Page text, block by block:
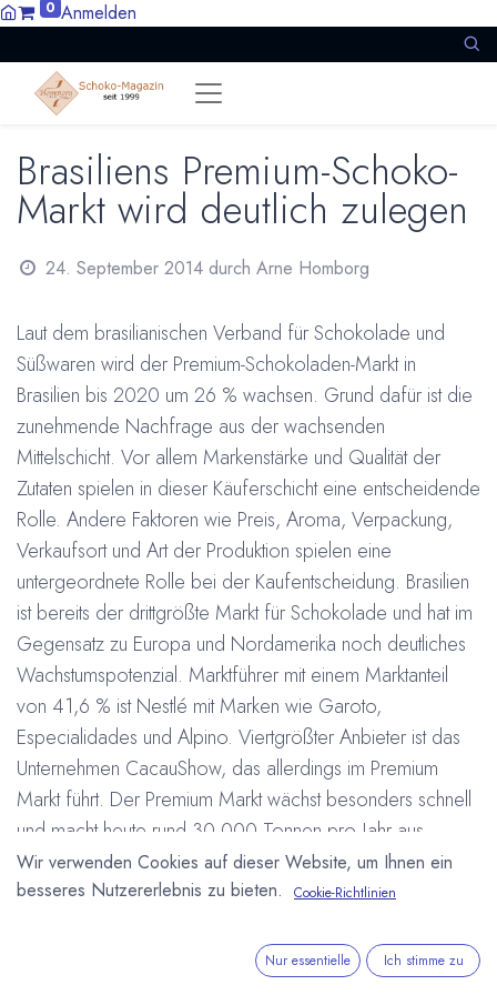
0 Anmelden
Brasiliens Premium-Schoko-
Markt wird deutlich zulegen
24. September 2014 durch Arne Homborg
Laut dem brasilianischen Verband für Schokolade und
Süßwaren wird der Premium-Schokoladen-Markt in
Brasilien bis 2020 um 26 % wachsen. Grund dafür ist die
zunehmende Nachfrage aus der wachsenden
Mittelschicht. Vor allem Markenstärke und Qualität der
Zutaten spielen in dieser Käuferschicht eine entscheidende
Rolle. Andere Faktoren wie Preis, Aroma, Verpackung,
Verkaufsort und Art der Produktion spielen eine
untergeordnete Rolle bei der Kaufentscheidung. Brasilien
ist bereits der drittgrößte Markt für Schokolade und hat im
Gegensatz zu Europa und Nordamerika noch deutliches
Wachstumspotenzial. Marktführer mit einem Marktanteil
von 41,6 % ist Nestlé mit Marken wie Garoto,
Especialidades und Alpino. Viertgrößter Anbieter ist das
Unternehmen CacauShow, das allerdings im Premium
Markt führt. Der Premium Markt wächst besonders schnell
und macht heute rund 30.000 Tonnen pro Jahr aus.
Insgesamt essen die Brasilianer über 473.000 Tonnen
Schokoladenwaren.
24. September 2014
Wir verwenden Cookies auf dieser Website, um Ihnen ein
besseres Nutzererlebnis zu bieten.
Cookie-Richtlinien
Nur essentielle Ich stimme zu